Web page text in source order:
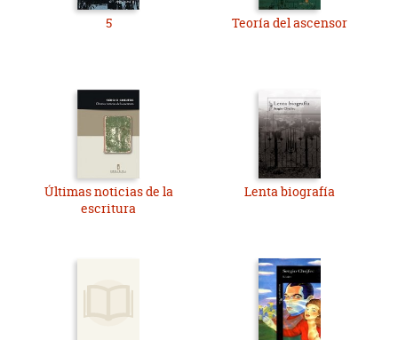
5 Teoría del ascensor
Últimas noticias de la
escritura
Lenta biografía